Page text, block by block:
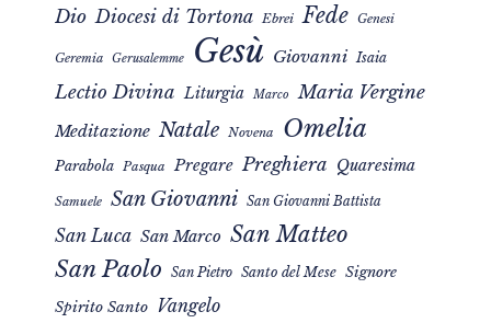
Dio Diocesi di Tortona Ebrei Fede Genesi
Geremia Gerusalemme Gesù Giovanni Isaia
Lectio Divina Liturgia Marco Maria Vergine
Meditazione Natale Novena Omelia
Parabola Pasqua Pregare Preghiera Quaresima
Samuele San Giovanni San Giovanni Battista
San Luca San Marco San Matteo
San Paolo San Pietro Santo del Mese Signore
Spirito Santo Vangelo